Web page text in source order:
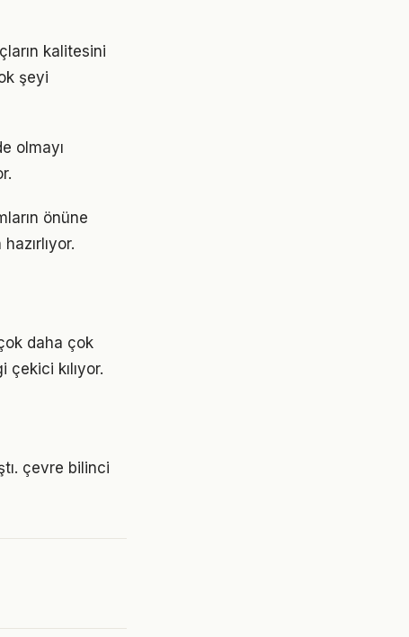
kalitesini
şeyi
olmayı
önüne
daha çok
çekici kılıyor.
çevre bilinci